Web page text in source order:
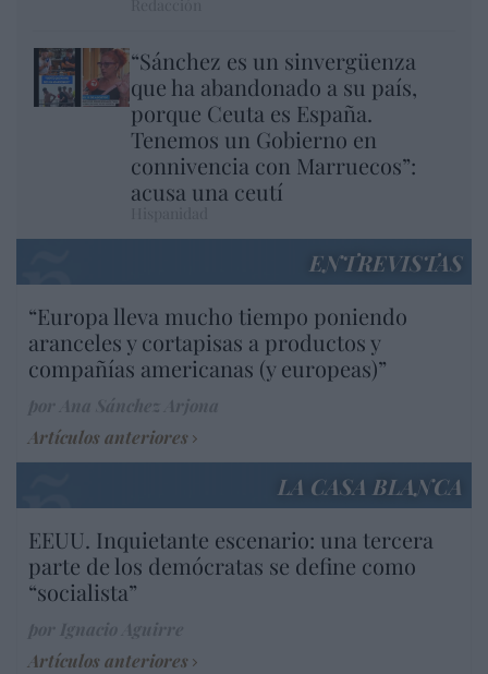
“Sánchez es un sinvergüenza
que ha abandonado a su país,
porque Ceuta es España.
Tenemos un Gobierno en
connivencia con Marruecos”:
acusa una ceutí
ENTREVISTAS
“Europa lleva mucho tiempo poniendo
aranceles y cortapisas a productos y
compañías americanas (y europeas)”
Artículos anteriores
LA CASA BLANCA
EEUU. Inquietante escenario: una tercera
parte de los demócratas se define como
“socialista”
Artículos anteriores